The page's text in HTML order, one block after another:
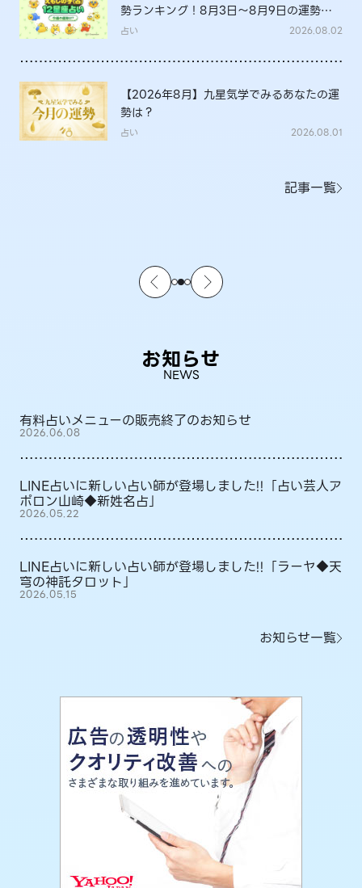
勢ランキング！8月3日～8月9日の運勢
は？
占い 2026.08.02
【2026年8月】九星気学でみるあなたの運
勢は？
占い 2026.08.01
記事一覧
お知らせ
NEWS
有料占いメニューの販売終了のお知らせ
2026.06.08
LINE占いに新しい占い師が登場しました!!「占い芸人ア
ポロン山崎◆新姓名占」
2026.05.22
LINE占いに新しい占い師が登場しました!!「ラーヤ◆天
穹の神託タロット」
2026.05.15
お知らせ一覧